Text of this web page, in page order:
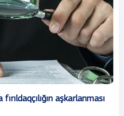
aşkarlanması